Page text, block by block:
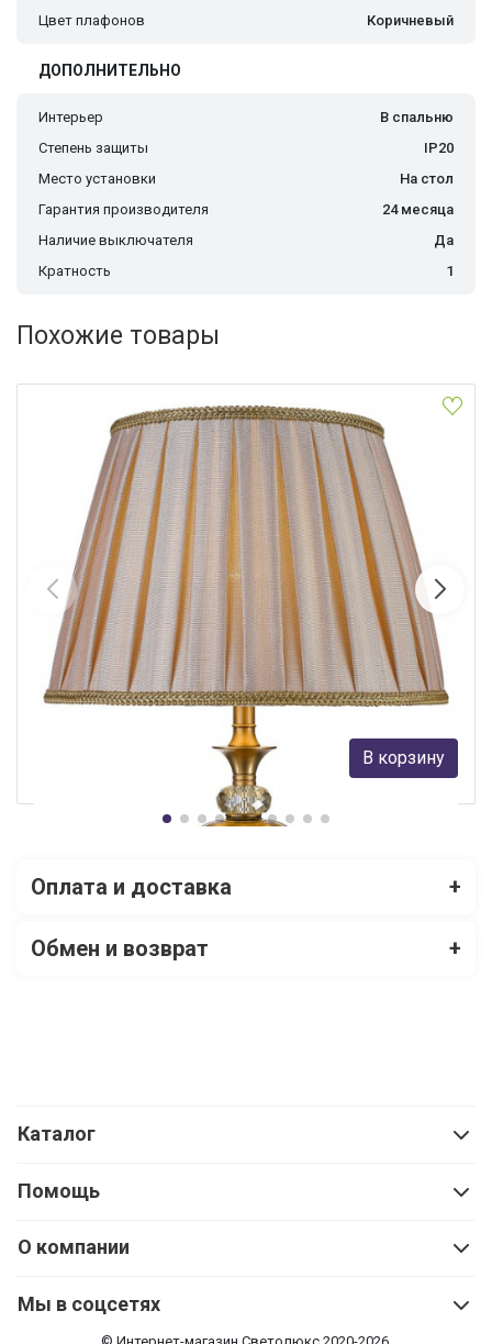
Цвет плафонов
Коричневый
ДОПОЛНИТЕЛЬНО
Интерьер
В спальню
Степень защиты
IP20
Место установки
На стол
Гарантия производителя
24 месяца
Наличие выключателя
Да
Кратность
1
Похожие товары
Настольная лампа WERTMARK WE704.01.504
Wertmark
В корзину
Оплата и доставка +
Обмен и возврат +
Каталог
Помощь
О компании
Мы в соцсетях